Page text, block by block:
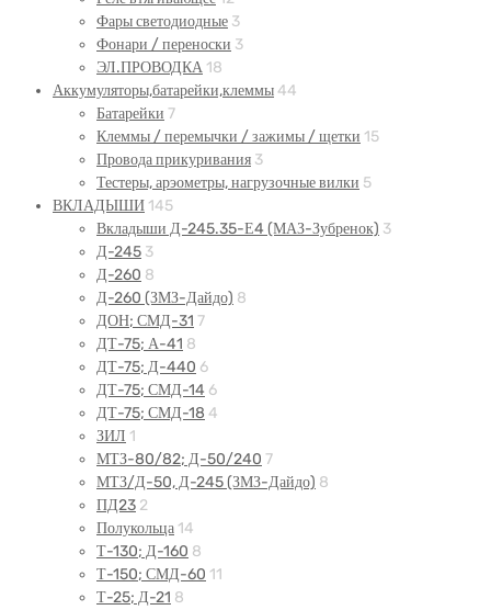
Фары светодиодные 3
Фонари / переноски 3
ЭЛ.ПРОВОДКА 18
Аккумуляторы,батарейки,клеммы 44
Батарейки 7
Клеммы / перемычки / зажимы / щетки 15
Провода прикуривания 3
Тестеры, арэометры, нагрузочные вилки 5
ВКЛАДЫШИ 145
Вкладыши Д-245.35-Е4 (МАЗ-Зубренок) 3
Д-245 3
Д-260 8
Д-260 (ЗМЗ-Дайдо) 8
ДОН; СМД-31 7
ДТ-75; А-41 8
ДТ-75; Д-440 6
ДТ-75; СМД-14 6
ДТ-75; СМД-18 4
ЗИЛ 1
МТЗ-80/82; Д-50/240 7
МТЗ/Д-50, Д-245 (ЗМЗ-Дайдо) 8
ПД23 2
Полукольца 14
Т-130; Д-160 8
Т-150; СМД-60 11
Т-25; Д-21 8